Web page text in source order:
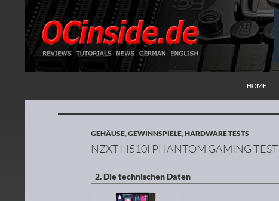
HOME
GEHÄUSE,GEWINNSPIELE,HARDWARE TESTS
NZXT H510I PHANTOM GAMING TEST